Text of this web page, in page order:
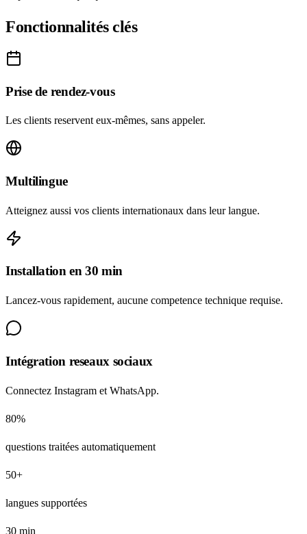
Fonctionnalités clés
Prise de rendez-vous
Les clients reservent eux-mêmes, sans appeler.
Multilingue
Atteignez aussi vos clients internationaux dans leur langue.
Installation en 30 min
Lancez-vous rapidement, aucune competence technique requise.
Intégration reseaux sociaux
Connectez Instagram et WhatsApp.
80%
questions traitées automatiquement
50+
langues supportées
30 min